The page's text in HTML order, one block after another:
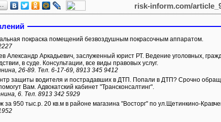
risk-inform.com/
покраска помещений безвоздушным покрасочным аппаратом.
Александр Аркадьевич, заслуженный юрист РТ. Ведение уголовных,
в суде. Консультации, все виды правовых услуг.
26-89. Тел. 6-17-69, 8913 345 9412
защиты водителя и пострадавших в ДТП. Попали в ДТП? Срочно
Вам. Адвокатский кабинет "Трансконсалтинг".
6. Тел. 8913 342 5929
за 950 тыс.р. 20 кв.м в районе магазина "Восторг" по ул.Щетинкино-